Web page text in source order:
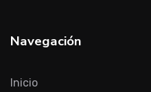
Navegación
Inicio